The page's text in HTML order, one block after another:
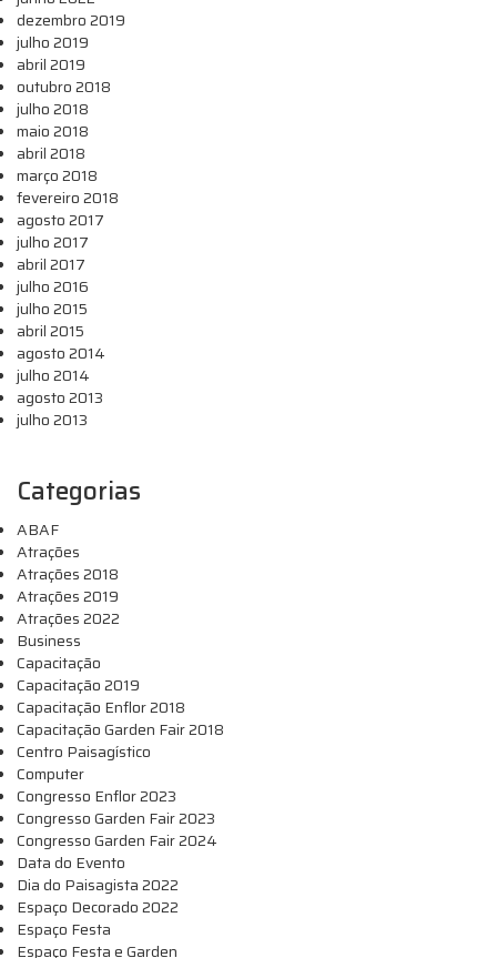
dezembro 2019
julho 2019
abril 2019
outubro 2018
julho 2018
maio 2018
abril 2018
março 2018
fevereiro 2018
agosto 2017
julho 2017
abril 2017
julho 2016
julho 2015
abril 2015
agosto 2014
julho 2014
agosto 2013
julho 2013
Categorias
ABAF
Atrações
Atrações 2018
Atrações 2019
Atrações 2022
Business
Capacitação
Capacitação 2019
Capacitação Enflor 2018
Capacitação Garden Fair 2018
Centro Paisagístico
Computer
Congresso Enflor 2023
Congresso Garden Fair 2023
Congresso Garden Fair 2024
Data do Evento
Dia do Paisagista 2022
Espaço Decorado 2022
Espaço Festa
Espaço Festa e Garden